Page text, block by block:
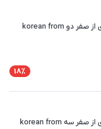
ترجمه فارسی کتاب کره ای از صفر دو korean from
18٪
ترجمه فارسی کتاب کره ای از صفر سه korean from